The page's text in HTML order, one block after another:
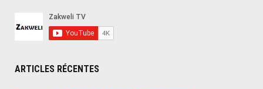
ARTICLES RÉCENTES